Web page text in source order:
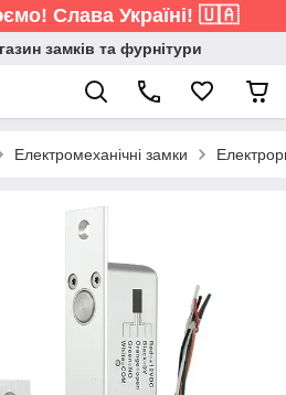
Слава Україні! 🇺🇦
замків та фурнітури
Електромеханічні замки